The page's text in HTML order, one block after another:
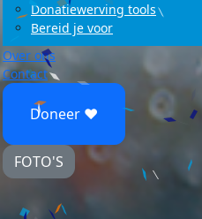
Donatiewerving tools
Bereid je voor
Over ons
Contact
Doneer ♥
FOTO'S